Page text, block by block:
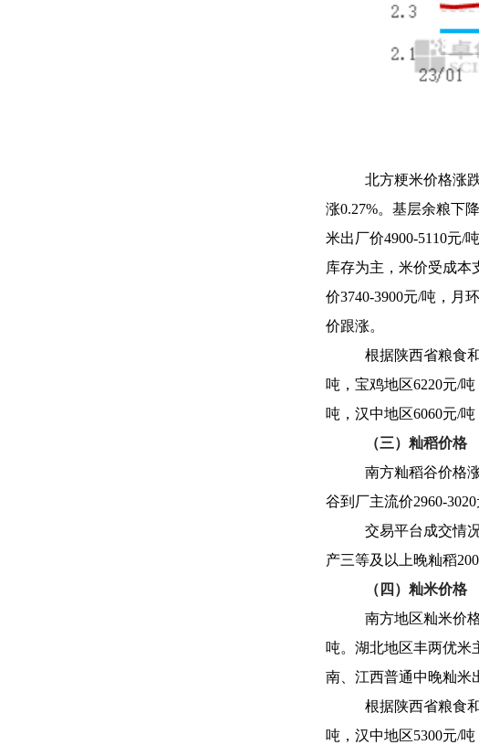
北方粳米价格涨
涨0.27%。基层余粮下
米出厂价4900-5110元/
库存为主，米价受成本
价3740-3900元/吨，月
价跟涨。
根据陕西省粮食
吨，宝鸡地区6220元/
吨，汉中地区6060元/
（三）籼稻价格
南方籼稻谷价格
谷到厂主流价2960-
交易平台成交情
产三等及以上晚籼稻
（四）籼米价格
南方地区籼米价
吨。湖北地区丰两优米
南、江西普通中晚籼米
根据陕西省粮食
吨，汉中地区5300元/